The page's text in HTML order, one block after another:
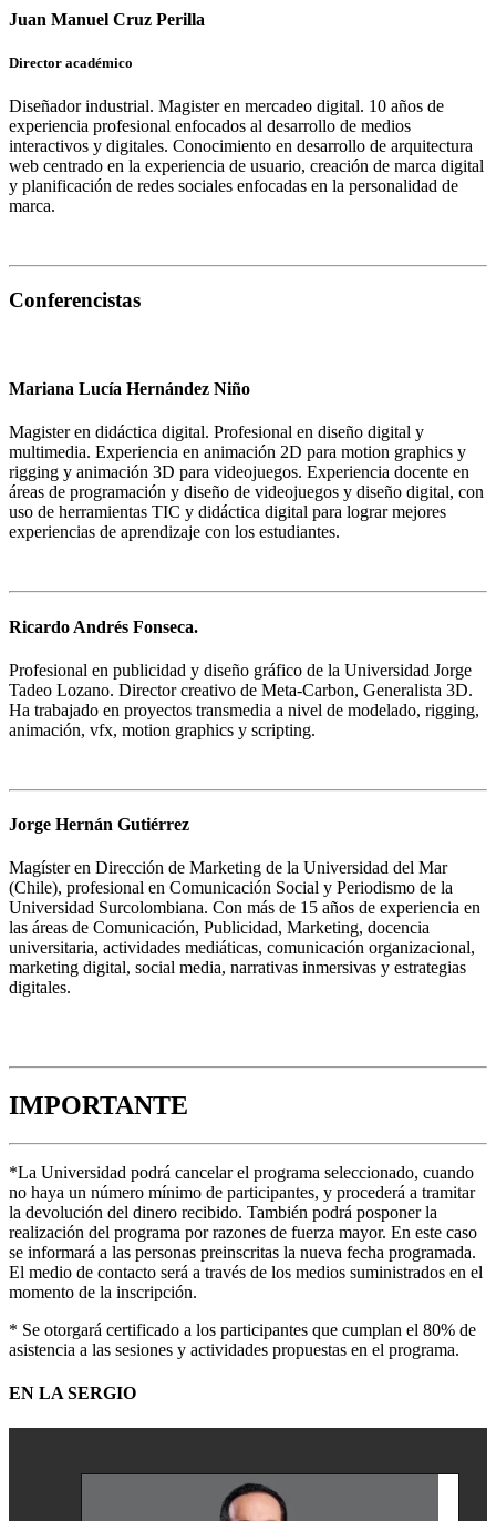
Juan Manuel Cruz Perilla
Director académico
Diseñador industrial. Magister en mercadeo digital. 10 años de
experiencia profesional enfocados al desarrollo de medios
interactivos y digitales. Conocimiento en desarrollo de arquitectura
web centrado en la experiencia de usuario, creación de marca digital
y planificación de redes sociales enfocadas en la personalidad de
marca.
Conferencistas
Mariana Lucía Hernández Niño
Magister en didáctica digital. Profesional en diseño digital y
multimedia. Experiencia en animación 2D para motion graphics y
rigging y animación 3D para videojuegos. Experiencia docente en
áreas de programación y diseño de videojuegos y diseño digital, con
uso de herramientas TIC y didáctica digital para lograr mejores
experiencias de aprendizaje con los estudiantes.
Ricardo Andrés Fonseca.
Profesional en publicidad y diseño gráfico de la Universidad Jorge
Tadeo Lozano. Director creativo de Meta-Carbon, Generalista 3D.
Ha trabajado en proyectos transmedia a nivel de modelado, rigging,
animación, vfx, motion graphics y scripting.
Jorge Hernán Gutiérrez
Magíster en Dirección de Marketing de la Universidad del Mar
(Chile), profesional en Comunicación Social y Periodismo de la
Universidad Surcolombiana. Con más de 15 años de experiencia en
las áreas de Comunicación, Publicidad, Marketing, docencia
universitaria, actividades mediáticas, comunicación organizacional,
marketing digital, social media, narrativas inmersivas y estrategias
digitales.
IMPORTANTE
*La Universidad podrá cancelar el programa seleccionado, cuando
no haya un número mínimo de participantes, y procederá a tramitar
la devolución del dinero recibido. También podrá posponer la
realización del programa por razones de fuerza mayor. En este caso
se informará a las personas preinscritas la nueva fecha programada.
El medio de contacto será a través de los medios suministrados en el
momento de la inscripción.
* Se otorgará certificado a los participantes que cumplan el 80% de
asistencia a las sesiones y actividades propuestas en el programa.
EN LA SERGIO